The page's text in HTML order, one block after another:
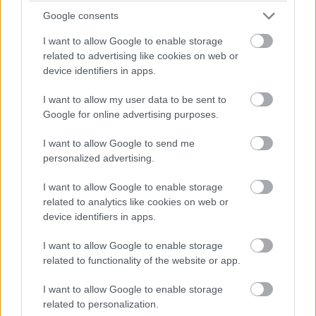
Google consents
I want to allow Google to enable storage
related to advertising like cookies on web or
device identifiers in apps.
I want to allow my user data to be sent to
Google for online advertising purposes.
I want to allow Google to send me
personalized advertising.
I want to allow Google to enable storage
related to analytics like cookies on web or
device identifiers in apps.
I want to allow Google to enable storage
related to functionality of the website or app.
I want to allow Google to enable storage
related to personalization.
[Win+Print Screen] billentyűkombinációval rögtön
Képek/Képernyőmentések mappában találsz meg. Ha
ennél kifinomultabb módszerre lenne szükséged, akkor
elő a fejlett képernyőmentés funkciót, amivel a teljes
képernyőmentés mellett ablakmentés, négyzet alakú
vagy akár szabálytalan formájú kivágás is készíthető. A
képernyőmentés ráadásul a Metszet & Vázlat
kiemelést szeretnél elhelyezni rajta.